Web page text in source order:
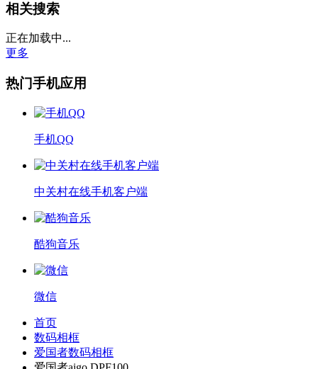
相关搜索
正在加载中...
更多
热门手机应用
手机QQ
中关村在线手机客户端
酷狗音乐
微信
首页
数码相框
爱国者数码相框